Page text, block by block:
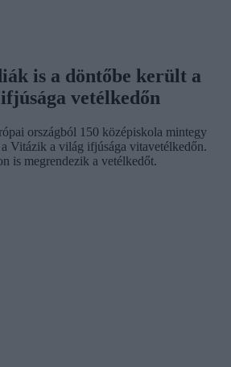
is a döntőbe került a
vetélkedőn
országból 150 középiskola mintegy
Vitázik a világ ifjúsága vitavetélkedőn.
is megrendezik a vetélkedőt.